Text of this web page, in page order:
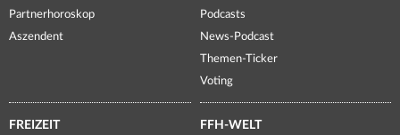
Partnerhoroskop
Aszendent
Podcasts
News-Podcast
Themen-Ticker
Voting
FREIZEIT FFH-WELT